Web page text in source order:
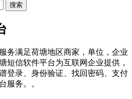
搜索
务满足荷塘地区商家，单位，企业
短信软件平台为互联网企业提供，
登录、身份验证、找回密码、支付
服务。。